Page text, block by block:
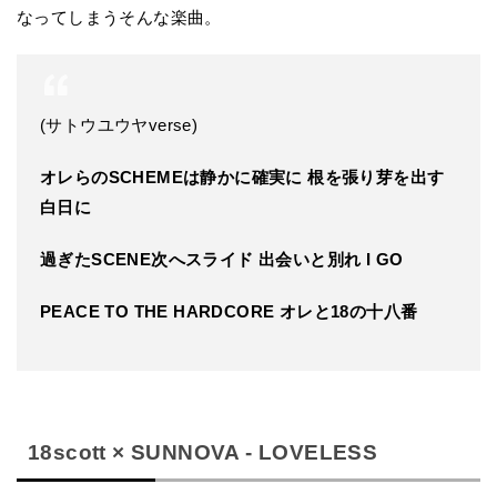
なってしまうそんな楽曲。
(サトウユウヤverse)
オレらのSCHEMEは静かに確実に 根を張り芽を出す
白日に
過ぎたSCENE次へスライド 出会いと別れ I GO
PEACE TO THE HARDCORE オレと18の十八番
18scott × SUNNOVA - LOVELESS